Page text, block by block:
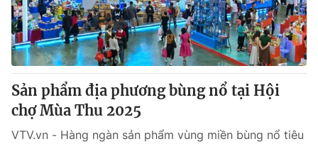
Sản phẩm địa phương bùng nổ tại Hội
chợ Mùa Thu 2025
VTV.vn - Hàng ngàn sản phẩm vùng miền bùng nổ tiêu